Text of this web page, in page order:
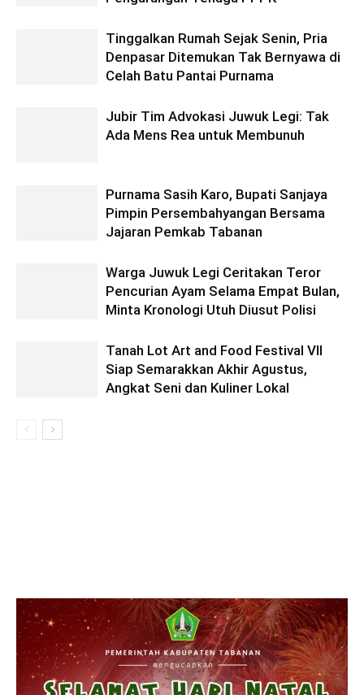
Tinggalkan Rumah Sejak Senin, Pria
Denpasar Ditemukan Tak Bernyawa di
Celah Batu Pantai Purnama
Jubir Tim Advokasi Juwuk Legi: Tak
Ada Mens Rea untuk Membunuh
Purnama Sasih Karo, Bupati Sanjaya
Pimpin Persembahyangan Bersama
Jajaran Pemkab Tabanan
Warga Juwuk Legi Ceritakan Teror
Pencurian Ayam Selama Empat Bulan,
Minta Kronologi Utuh Diusut Polisi
Tanah Lot Art and Food Festival VII
Siap Semarakkan Akhir Agustus,
Angkat Seni dan Kuliner Lokal